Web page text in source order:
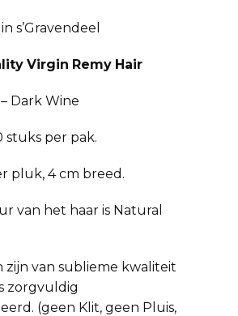
s’Gravendeel
Virgin Remy Hair
Dark Wine
stuks per pak.
pluk, 4 cm breed.
van het haar is Natural
zijn van sublieme kwaliteit
zorgvuldig
(geen Klit, geen Pluis,